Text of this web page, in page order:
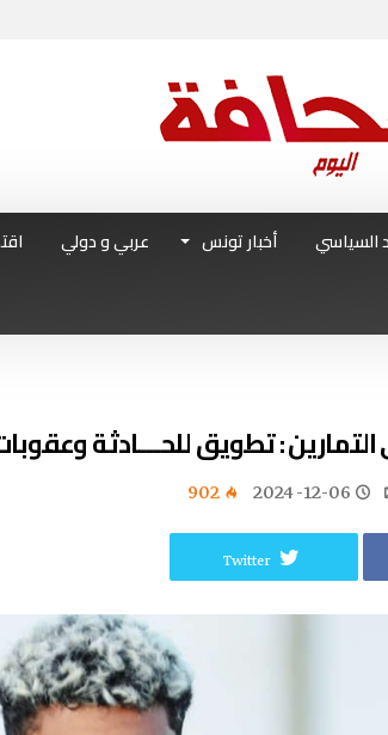
السياسي أخبار تونس عربي و دولي
التمارين : تطويق للحـــادثة
2024-12-06
902
Twitter